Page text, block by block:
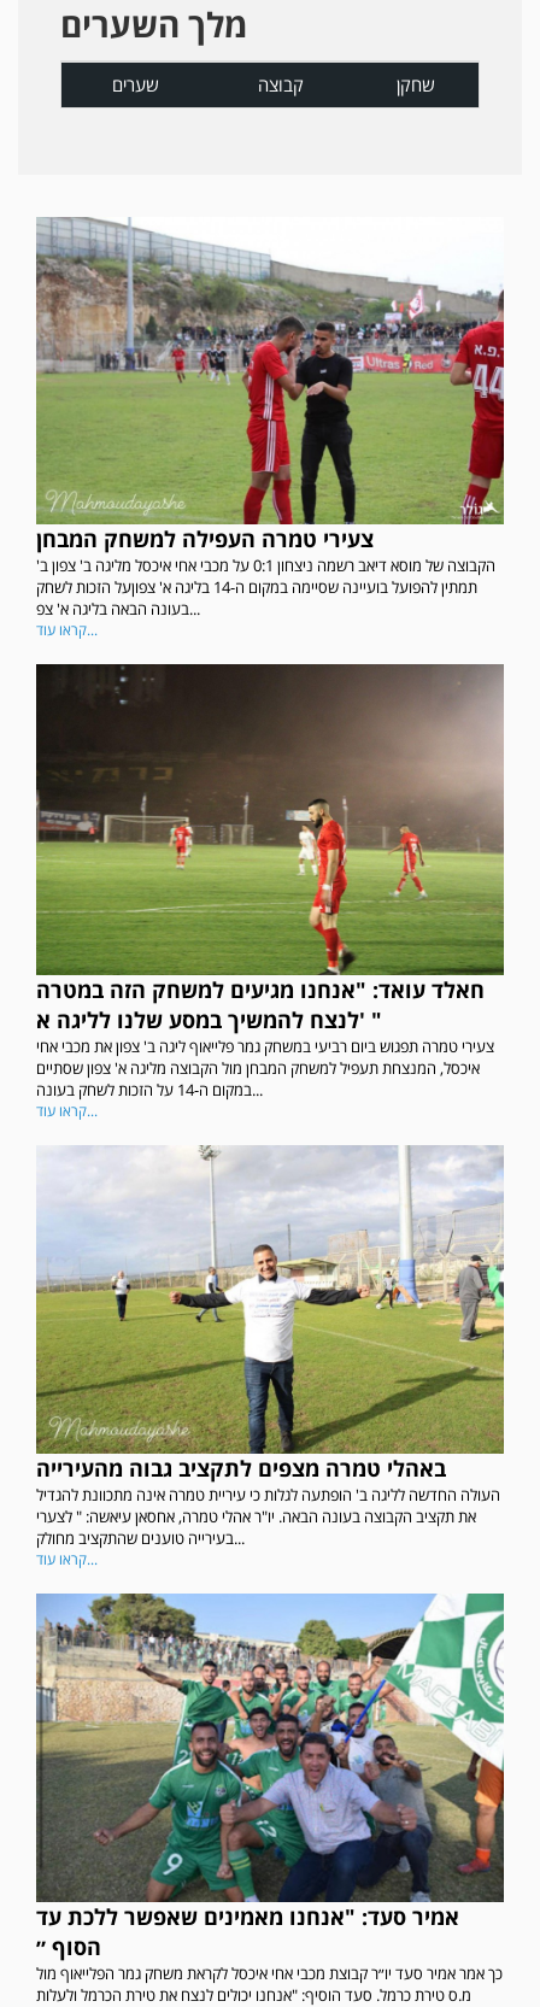
מלך השערים
שחקן קבוצה שערים
צעירי טמרה העפילה למשחק המבחן
הקבוצה של מוסא דיאב רשמה ניצחון 0:1 על מכבי אחי איכסל מליגה ב' צפון ב'
תמתין להפועל בועיינה שסיימה במקום ה-14 בליגה א' צפוןעל הזכות לשחק
בעונה הבאה בליגה א' צפ...
קראו עוד...
חאלד עואד: "אנחנו מגיעים למשחק הזה במטרה
לנצח להמשיך במסע שלנו לליגה א' "
צעירי טמרה תפגוש ביום רביעי במשחק גמר פלייאוף ליגה ב' צפון את מכבי אחי
איכסל, המנצחת תעפיל למשחק המבחן מול הקבוצה מליגה א' צפון שסתיים
במקום ה-14 על הזכות לשחק בעונה...
קראו עוד...
באהלי טמרה מצפים לתקציב גבוה מהעירייה
העולה החדשה לליגה ב' הופתעה לגלות כי עיריית טמרה אינה מתכוונת להגדיל
את תקציב הקבוצה בעונה הבאה. יו"ר אהלי טמרה, אחסאן עיאשה: " לצערי
בעירייה טוענים שהתקציב מחולק...
קראו עוד...
אמיר סעד: "אנחנו מאמינים שאפשר ללכת עד
הסוף ״
כך אמר אמיר סעד יו״ר קבוצת מכבי אחי איכסל לקראת משחק גמר הפלייאוף מול
מ.ס טירת כרמל. סעד הוסיף: "אנחנו יכולים לנצח את טירת הכרמל ולעלות